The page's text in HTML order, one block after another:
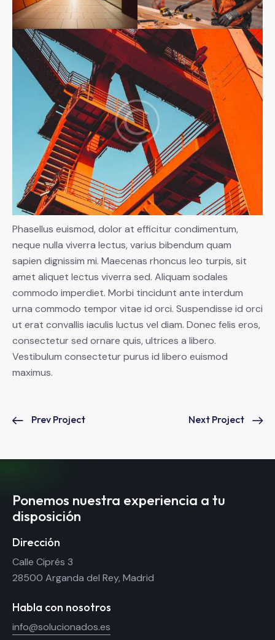
Phasellus euismod, dolor at efficitur condimentum,
neque nulla viverra lectus, varius bibendum quam
sapien dignissim mi. Maecenas rhoncus leo turpis, sit
amet aliquet lectus viverra sed. Aliquam sodales
commodo imperdiet. Morbi tincidunt ante interdum
urna commodo tempor vitae id orci. Suspendisse id orci
ut erat convallis iaculis luctus vel diam. Donec felis eros,
consectetur sed ornare quis, ultrices a libero.
Vestibulum consectetur purus id libero euismod
maximus.
Prev Project Next Project
Ponemos nuestra experiencia a tu
disposición
Dirección
Calle Ciprés 3
28500 Arganda del Rey, Madrid
Habla con nosotros
info@solucionados.es